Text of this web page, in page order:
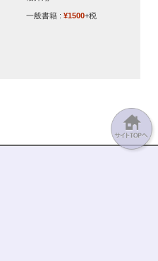
一般書籍 : ¥1500+税